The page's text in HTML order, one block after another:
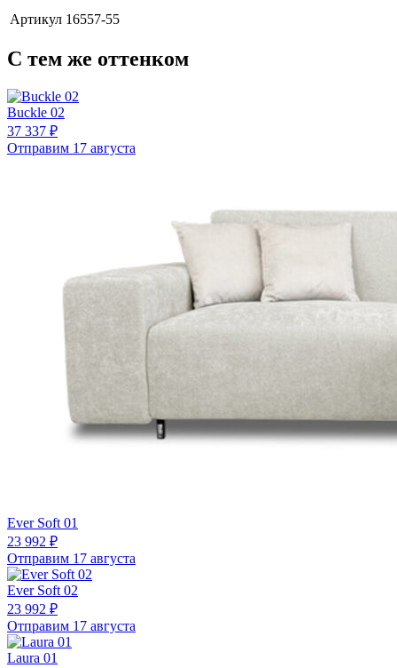
Артикул 16557-55
С тем же оттенком
Buckle 02
37 337 ₽
Отправим 17 августа
Ever Soft 01
23 992 ₽
Отправим 17 августа
Ever Soft 02
23 992 ₽
Отправим 17 августа
Laura 01